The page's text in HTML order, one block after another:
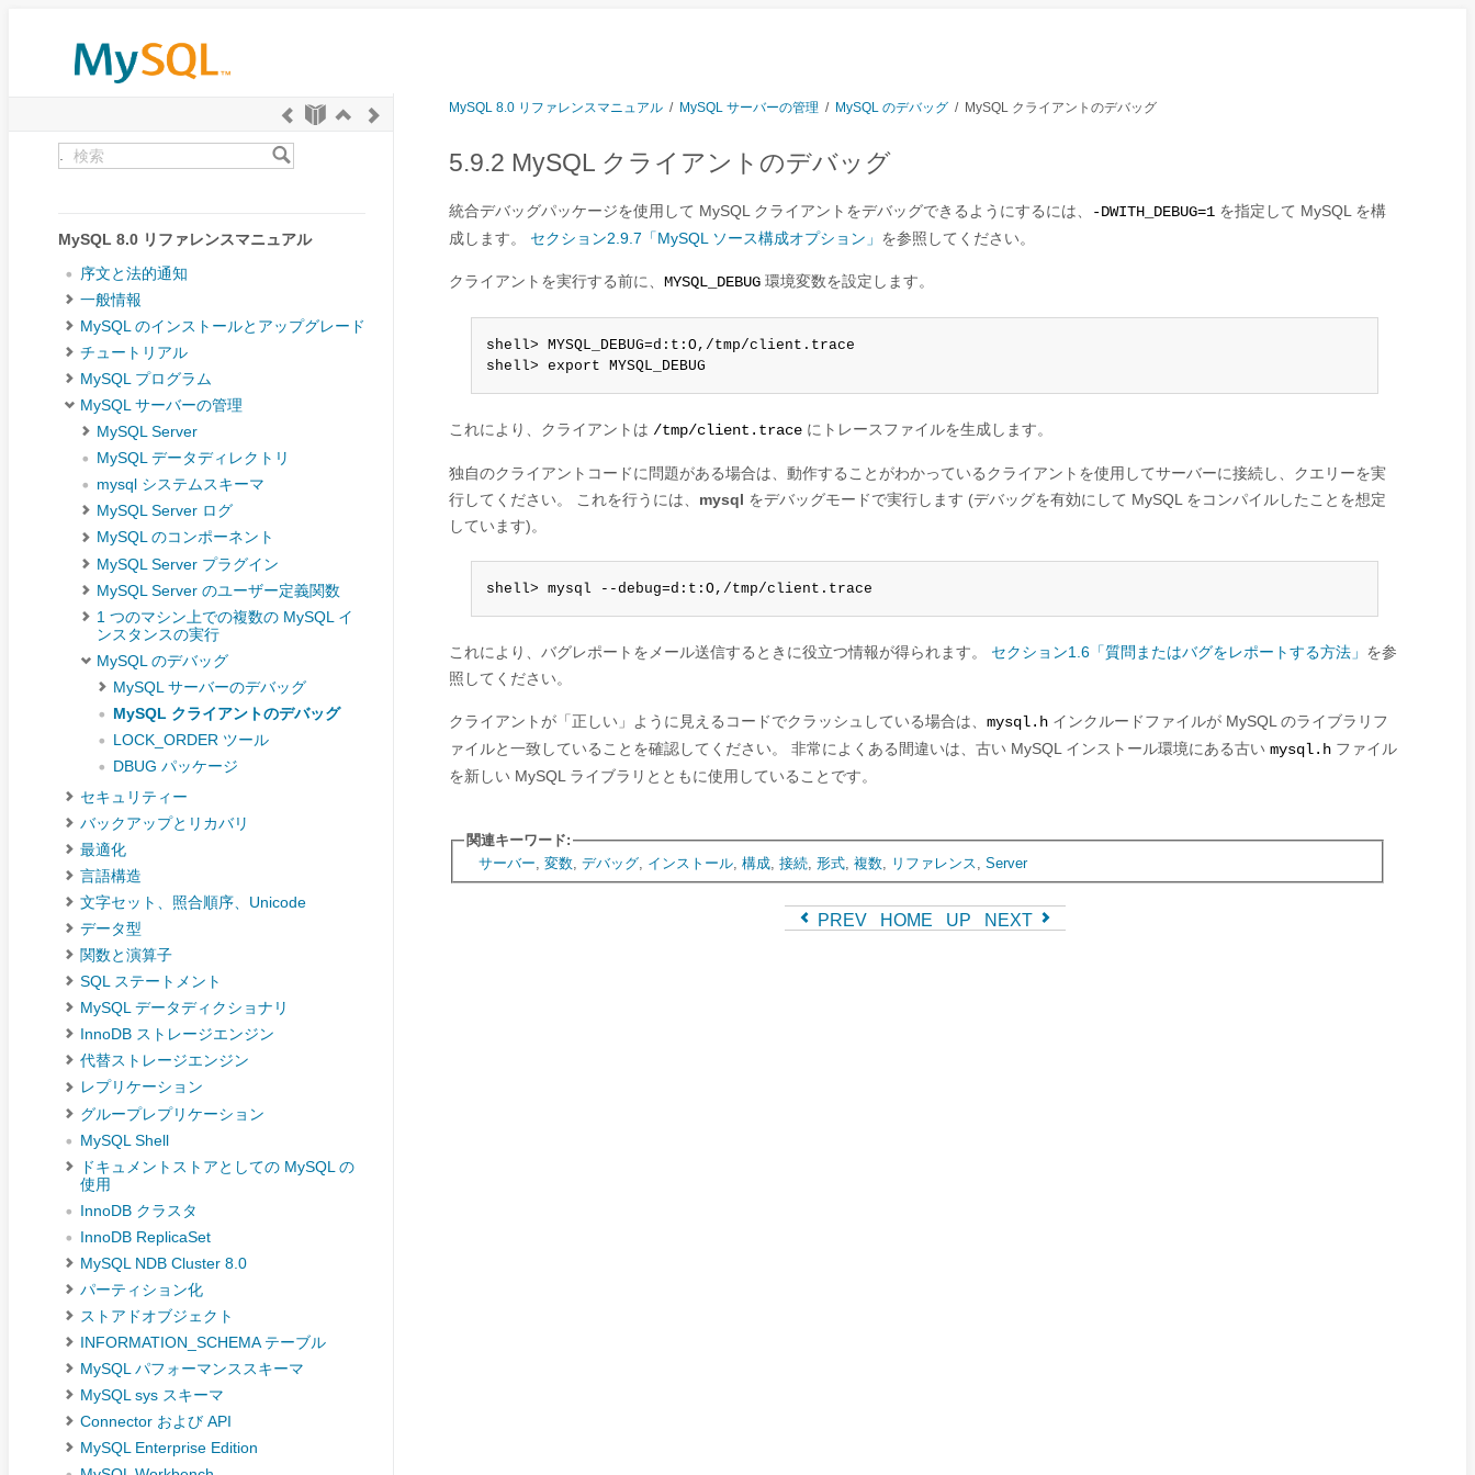
MySQL 8.0 リファレンスマニュアル
序文と法的通知
一般情報
MySQL のインストールとアップグレード
チュートリアル
MySQL プログラム
MySQL サーバーの管理
MySQL Server
MySQL データディレクトリ
mysql システムスキーマ
MySQL Server ログ
MySQL のコンポーネント
MySQL Server プラグイン
MySQL Server のユーザー定義関数
1 つのマシン上での複数の MySQL イ
ンスタンスの実行
MySQL のデバッグ
MySQL サーバーのデバッグ
MySQL クライアントのデバッグ
LOCK_ORDER ツール
DBUG パッケージ
セキュリティー
バックアップとリカバリ
最適化
言語構造
文字セット、照合順序、Unicode
データ型
関数と演算子
SQL ステートメント
MySQL データディクショナリ
InnoDB ストレージエンジン
代替ストレージエンジン
レプリケーション
グループレプリケーション
MySQL Shell
ドキュメントストアとしての MySQL の
使用
InnoDB クラスタ
InnoDB ReplicaSet
MySQL NDB Cluster 8.0
パーティション化
ストアドオブジェクト
INFORMATION_SCHEMA テーブル
MySQL パフォーマンススキーマ
MySQL sys スキーマ
Connector および API
MySQL Enterprise Edition
MySQL 8.0 リファレンスマニュアル / MySQL サーバーの管理 / MySQL のデバッグ / MySQL クライアントのデバッグ
5.9.2 MySQL クライアントのデバッグ
統合デバッグパッケージを使用して MySQL クライアントをデバッグできるようにするには、 -DWITH_DEBUG=1 を指定して MySQL を構
成します。 セクション2.9.7「MySQL ソース構成オプション」 を参照してください。
クライアントを実行する前に、 MYSQL_DEBUG 環境変数を設定します。
shell> MYSQL_DEBUG=d:t:O,/tmp/client.trace
shell> export MYSQL_DEBUG
これにより、クライアントは /tmp/client.trace にトレースファイルを生成します。
独自のクライアントコードに問題がある場合は、動作することがわかっているクライアントを使用してサーバーに接続し、クエリーを実
行してください。 これを行うには、 mysql をデバッグモードで実行します (デバッグを有効にして MySQL をコンパイルしたことを想定
しています)。
shell> mysql --debug=d:t:O,/tmp/client.trace
これにより、バグレポートをメール送信するときに役立つ情報が得られます。 セクション1.6「質問またはバグをレポートする方法」 を参
照してください。
クライアントが「正しい」ように見えるコードでクラッシュしている場合は、 mysql.h インクルードファイルが MySQL のライブラリフ
ァイルと一致していることを確認してください。 非常によくある間違いは、古い MySQL インストール環境にある古い mysql.h ファイル
を新しい MySQL ライブラリとともに使用していることです。
関連キーワード:
サーバー 変数, デバッグ, インストール, 構成, 接続, 形式, 複数, リファレンス Server
PREV HOME UP NEXT